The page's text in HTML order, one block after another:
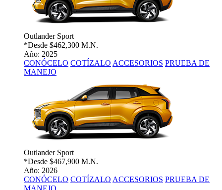
Outlander Sport
*Desde $462,300 M.N.
Año: 2025
CONÓCELO COTÍZALO ACCESORIOS PRUEBA DE
MANEJO
Outlander Sport
*Desde $467,900 M.N.
Año: 2026
CONÓCELO COTÍZALO ACCESORIOS PRUEBA DE